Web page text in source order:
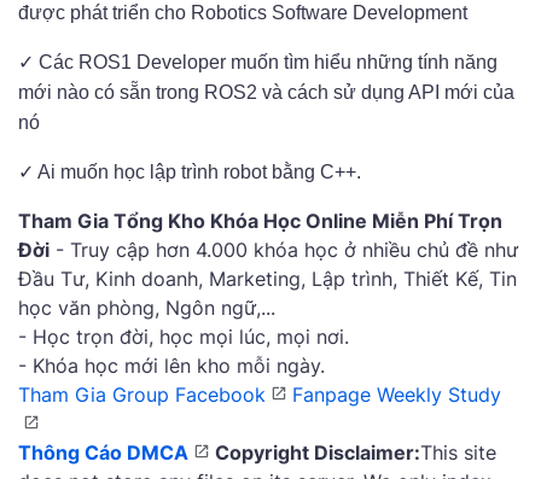
được phát triển cho Robotics Software Development
✓ Các ROS1 Developer muốn tìm hiểu những tính năng
mới nào có sẵn trong ROS2 và cách sử dụng API mới của
nó
✓ Ai muốn học lập trình robot bằng C++.
Tham Gia Tổng Kho Khóa Học Online Miễn Phí Trọn
Đời - Truy cập hơn 4.000 khóa học ở nhiều chủ đề như
Đầu Tư, Kinh doanh, Marketing, Lập trình, Thiết Kế, Tin
học văn phòng, Ngôn ngữ,...
- Học trọn đời, học mọi lúc, mọi nơi.
- Khóa học mới lên kho mỗi ngày.
Tham Gia Group Facebook
Fanpage Weekly Study
Thông Cáo DMCA Copyright Disclaimer:This site